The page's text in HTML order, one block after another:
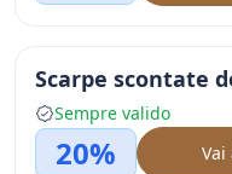
Scarpe scontate
Sempre valido
20% Vai